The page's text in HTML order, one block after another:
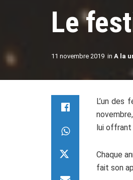
Le
11 novembre 2019 in A la
L’un des
lui offrant
Chaque
fait son